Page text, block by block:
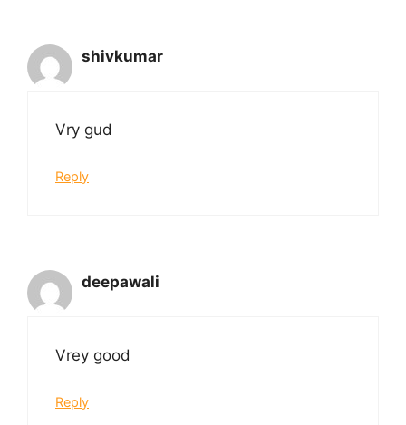
shivkumar
Vry gud
Reply
deepawali
Vrey good
Reply